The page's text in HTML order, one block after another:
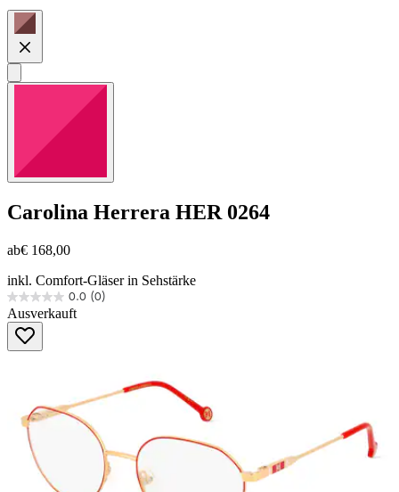
Carolina Herrera HER 0264
ab€ 168,00
inkl. Comfort-Gläser in Sehstärke
0.0 (0)
0.0
von
Sternen.
Ausverkauft